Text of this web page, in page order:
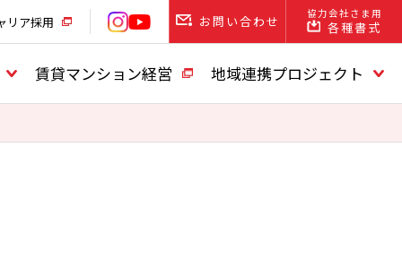
リア採用 お問い合わせ 協力会社さま用
各種書式
賃貸マンション経営 地域連携プロジェクト